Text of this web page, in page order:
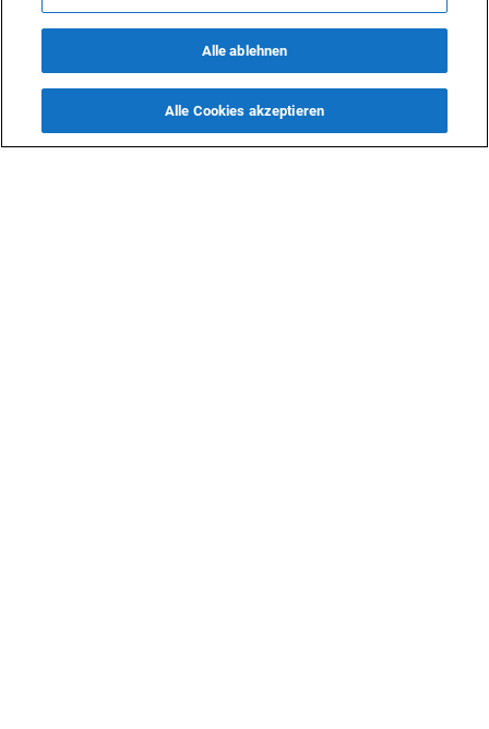
Politik
Erdogan hofft auf Putins Besuch nach den
Kommunalwahlen in der Türkei
Der Preis für Gaslieferungen aus Russland nach
Usbekistan im Jahr 2023 wurde bekannt gegeben
Alle ablehnen
Alle Cookies akzeptieren